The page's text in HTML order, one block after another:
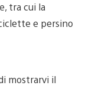
tra cui la
e persino
mostrarvi il